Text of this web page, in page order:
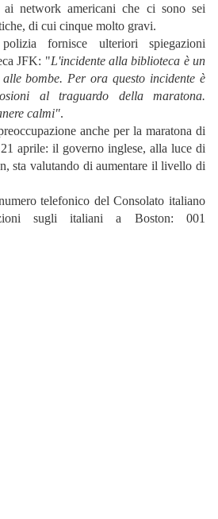
ai network americani che ci sono sei
di cui cinque molto gravi.
fornisce ulteriori spiegazioni
JFK: "L'incidente alla biblioteca è un
bombe. Per ora questo incidente è
al traguardo della maratona.
calmi".
anche per la maratona di
aprile: il governo inglese, alla luce di
sta valutando di aumentare il livello di
telefonico del Consolato italiano
sugli italiani a Boston: 001